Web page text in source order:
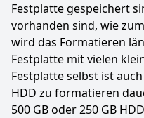
Festplatte gespeichert
vorhanden sind, wie
wird das Formatieren
Festplatte mit vielen
Festplatte selbst ist
HDD zu formatieren
500 GB oder 250 GB